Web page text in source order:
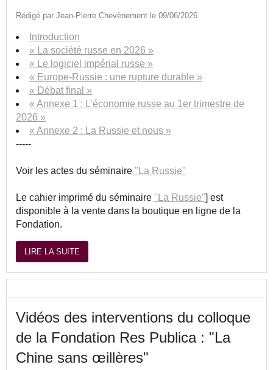
Rédigé par Jean-Pierre Chevènement le 09/06/2026
Introduction
« La société russe en 2026 »
« Le logiciel impérial russe »
« Europe-Russie : une rupture durable »
« Débat final »
« Annexe 1 : L’économie russe au 1er trimestre de
2026 »
« Annexe 2 : La Russie et nous »
-----
Voir les actes du séminaire "La Russie"
Le cahier imprimé du séminaire "La Russie"] est
disponible à la vente dans la boutique en ligne de la
Fondation.
LIRE LA SUITE
Vidéos des interventions du colloque
de la Fondation Res Publica : "La
Chine sans œillères"